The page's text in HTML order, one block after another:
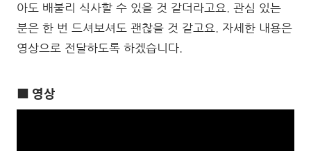
아도 배불리 식사할 수 있을 것 같더라고요. 관심 있는
분은 한 번 드셔보셔도 괜찮을 것 같고요. 자세한 내용은
영상으로 전달하도록 하겠습니다.
■ 영상